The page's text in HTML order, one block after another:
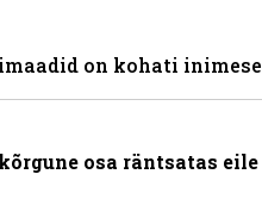
on kohati
osa räntsatas